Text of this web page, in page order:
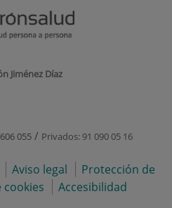
Jiménez Díaz
055 / Privados: 91 090 05 16
Aviso legal
Protección de
cookies Accesibilidad